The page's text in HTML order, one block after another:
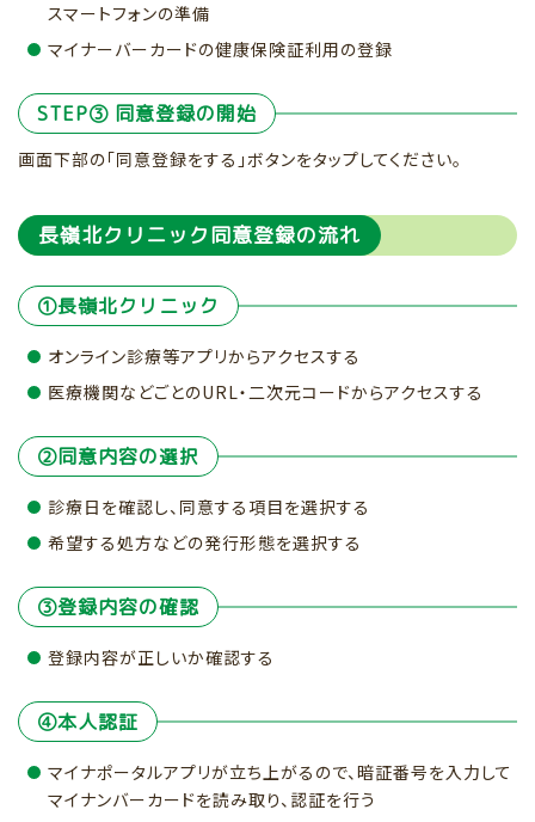
スマートフォンの準備
マイナーバーカードの健康保険証利用の登録
STEP③ 同意登録の開始
画面下部の「同意登録をする」ボタンをタップしてください。
長嶺北クリニック同意登録の流れ
①長嶺北クリニック
オンライン診療等アプリからアクセスする
医療機関などごとのURL・二次元コードからアクセスする
②同意内容の選択
診療日を確認し、同意する項目を選択する
希望する処方などの発行形態を選択する
③登録内容の確認
登録内容が正しいか確認する
④本人認証
マイナポータルアプリが立ち上がるので、暗証番号を入力して
マイナンバーカードを読み取り、認証を行う